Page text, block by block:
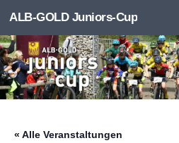
Zum Inhalt springen
ALB-GOLD Juniors-Cup
« Alle Veranstaltungen